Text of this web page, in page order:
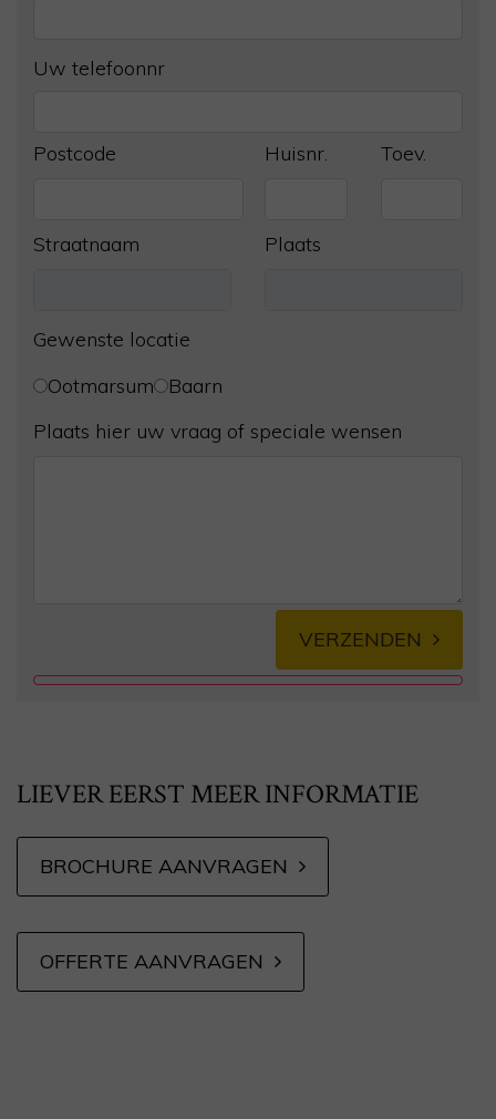
Uw telefoonnr
Postcode Huisnr. Toev.
Straatnaam Plaats
Gewenste locatie
Ootmarsum
Baarn
Plaats hier uw vraag of speciale wensen
VERZENDEN
LIEVER EERST MEER INFORMATIE
BROCHURE AANVRAGEN
OFFERTE AANVRAGEN